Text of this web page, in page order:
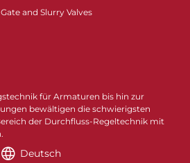
and Slurry Valves
für Armaturen bis hin zur
bewältigen die schwierigsten
der Durchfluss-Regeltechnik mit
Deutsch